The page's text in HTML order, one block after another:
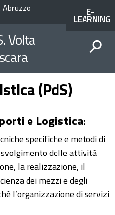
Abruzzo AI
SERVIZI
SPID
E-
LEARNING
Volta
(PdS)
e Logistica:
specifiche e metodi di
delle attività
la realizzazione, il
dei mezzi e degli
l’organizzazione di servizi